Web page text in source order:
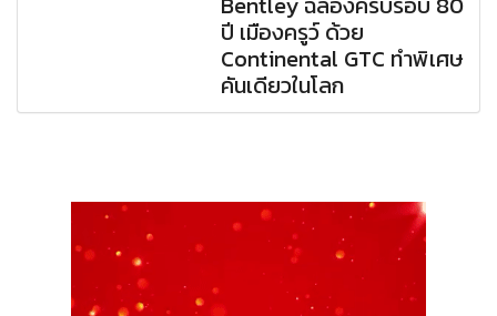
ปี เมืองครูว์ ด้วย
Continental GTC ทำพิเศษ
คันเดียวในโลก